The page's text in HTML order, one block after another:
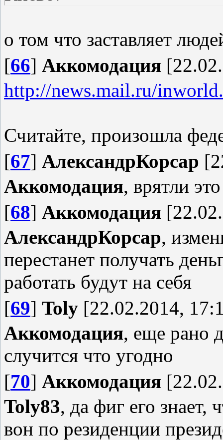
о том что заставляет
[66] Аккомодация
http://news.mail.ru/
Считайте, произошла
[67] АлександрКорсар
Аккомодация, врятли
[68] Аккомодация
АлександрКорсар,
перестанет получать
работать будут на себя
[69] Toly [22.02.2014,
Аккомодация, еще рано
случится что угодно
[70] Аккомодация
Toly83, да фиг его знает,
вон по резиденции